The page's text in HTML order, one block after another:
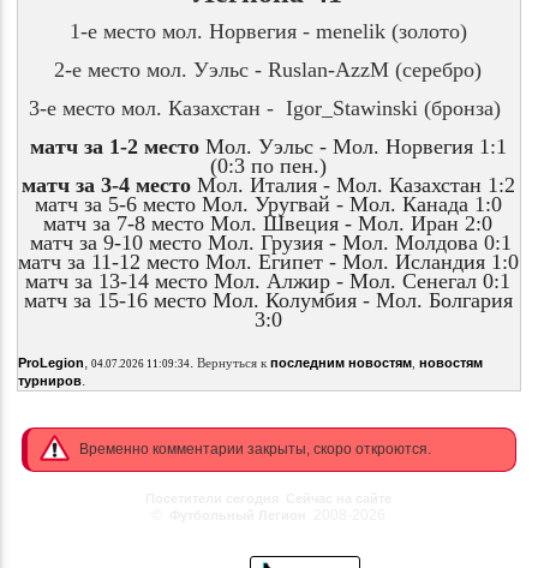
1-е место мол. Норвегия - menelik (золото)
2-е место мол. Уэльс -Ruslan-AzzM (серебро)
3-е место мол. Казахстан - Igor_Stawinski(бронза)
матч за 1-2 место Мол. Уэльс - Мол. Норвегия 1:1
(0:3 по пен.)
матч за 3-4 местоМол. Италия - Мол. Казахстан 1:2
матч за 5-6 место Мол. Уругвай - Мол. Канада 1:0
матч за 7-8 место Мол. Швеция - Мол. Иран 2:0
матч за 9-10 место Мол. Грузия - Мол. Молдова 0:1
матч за 11-12 место Мол. Египет - Мол. Исландия 1:0
матч за 13-14 место Мол. Алжир - Мол. Сенегал 0:1
матч за 15-16 место Мол. Колумбия - Мол. Болгария
3:0
ProLegion, 04.07.2026 11:09:34. Вернуться к последним новостям, новостям
турниров.
Временно комментарии закрыты, скоро откроются.